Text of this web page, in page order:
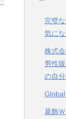
完璧
気に
株式
男性
の自
葛飾